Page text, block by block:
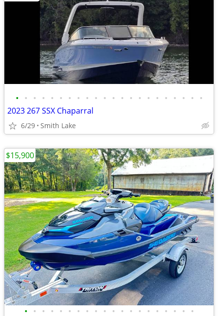
• • • • • • • • • • • • • • • • • • • • • •
2023 267 SSX Chaparral
6/29 Smith Lake
• • • • • • • • • • • • • • • • • • • •
$15,900